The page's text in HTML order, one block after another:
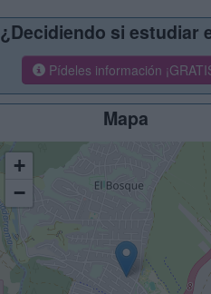
¿Decidiendo si estudiar
Pídeles información
Mapa
+
−